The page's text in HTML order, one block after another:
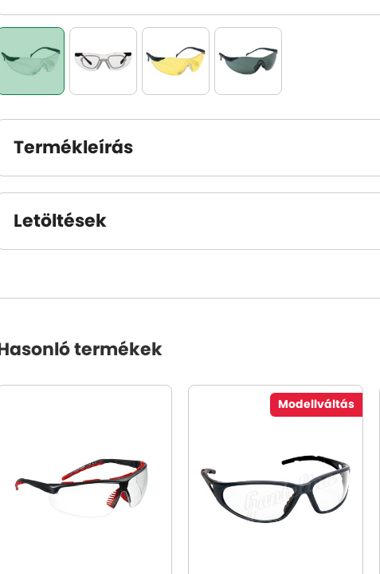
Termékleírás
Letöltések
Hasonló termékek
Modellváltás